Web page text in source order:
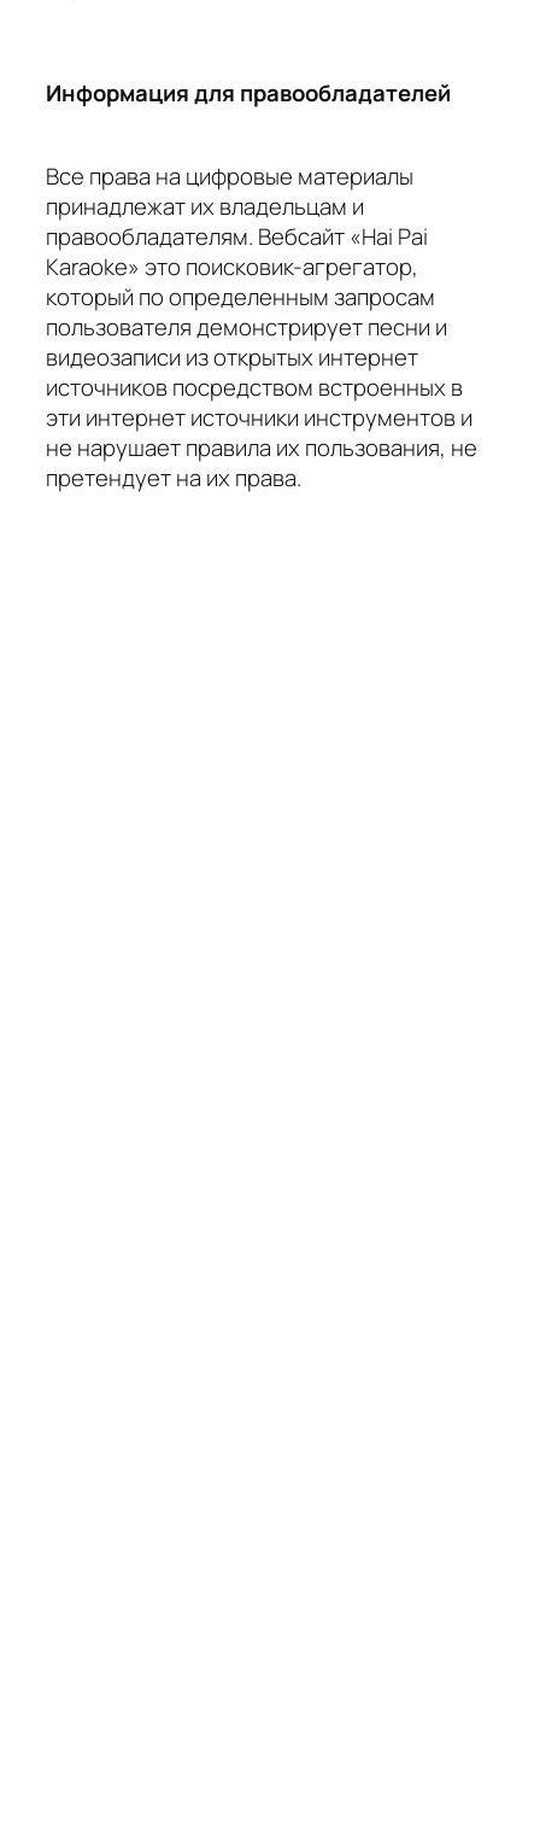
Информация для правообладателей
Все права на цифровые материалы
принадлежат их владельцам и
правообладателям. Вебсайт «Hai Pai
Karaoke» это поисковик-агрегатор,
который по определенным запросам
пользователя демонстрирует песни и
видеозаписи из открытых интернет
источников посредством встроенных в
эти интернет источники инструментов и
не нарушает правила их пользования, не
претендует на их права.